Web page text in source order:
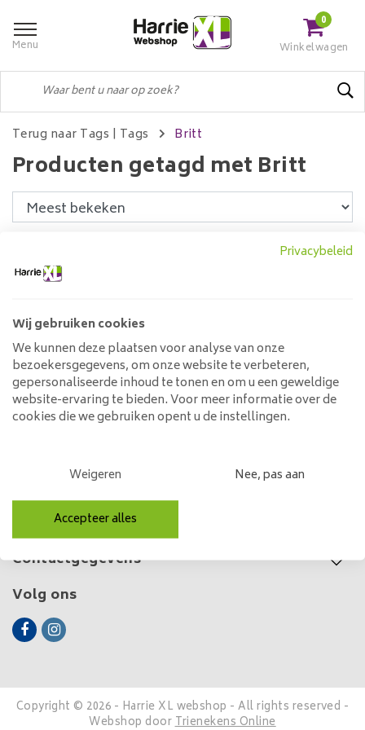
Menu
0
Winkelwagen
Terug naar Tags | Tags Britt
Producten getagd met Britt
Eettafel Brev Mangohout
140 cm tot 220 cm
658,00 315,00
Mijn account
Categorieën
Contactgegevens
Volg ons
Copyright © 2026 - Harrie XL webshop - All rights reserved -
Webshop doorTrienekens Online
Privacybeleid
Wij gebruiken cookies
We kunnen deze plaatsen voor analyse van onze
bezoekersgegevens, om onze website te verbeteren,
gepersonaliseerde inhoud te tonen en om u een geweldige
website-ervaring te bieden. Voor meer informatie over de
cookies die we gebruiken opent u de instellingen.
Weigeren Nee, pas aan
Accepteer alles